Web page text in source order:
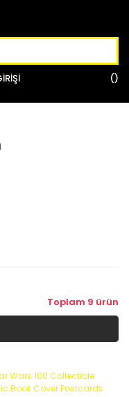
Toplam 9 ürün